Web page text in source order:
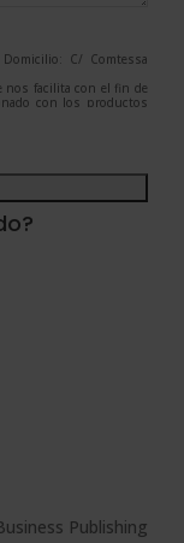
Domicilio: C/ Comtessa
nos facilita con el fin de
con los productos
Publishing